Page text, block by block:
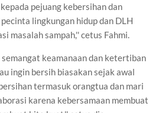
pejuang kebersihan dan
lingkungan hidup dan DLH
masalah sampah,'' cetus Fahmi.
keamanaan dan ketertiban
ingin bersih biasakan sejak awal
termasuk orangtua dan mari
karena kebersamaan membuat